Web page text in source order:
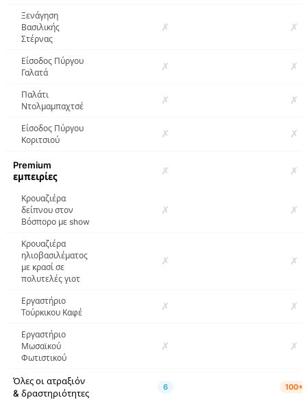
Ηχητικός Ξεναγός για
της Χώρας και
Σουλεϊμανιγιέ με
Είσοδος στο Φρούριο
Ηχητικό Οδηγό
Παλατιού Beylerbeyi
χωρίς αναμονή στην
Κεράτιο Κόλπο & τον
Ξενάγηση
Βασιλικής
Στέρνας
✗ ✗
Είσοδος Πύργου
Γαλατά
✗ ✗
Παλάτι
Ντολμαμπαχτσέ
✗ ✗
Είσοδος Πύργου
Κοριτσιού
✗ ✗
Premium
εμπειρίες
✗ ✗
Κρουαζιέρα
δείπνου στον
Βόσπορο με show
✗ ✗
Κρουαζιέρα
ηλιοβασιλέματος
με κρασί σε
πολυτελές γιοτ
✗ ✗
Εργαστήριο
Τούρκικου Καφέ
✗ ✗
Εργαστήριο
Μωσαϊκού
Φωτιστικού
✗ ✗
Όλες οι ατραξιόν
& δραστηριότητες
6 100+